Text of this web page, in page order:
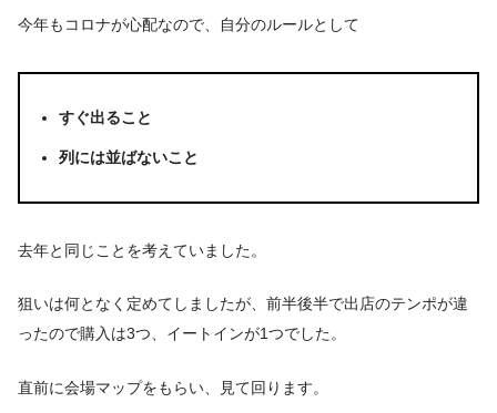
今年もコロナが心配なので、自分のルールとして
すぐ出ること
列には並ばないこと
去年と同じことを考えていました。
狙いは何となく定めてしましたが、前半後半で出店のテンポが違
ったので購入は3つ、イートインが1つでした。
直前に会場マップをもらい、見て回ります。